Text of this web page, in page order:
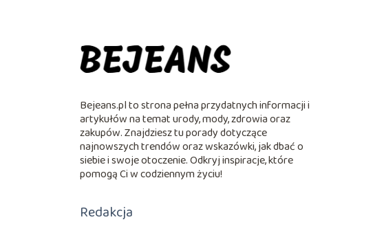
Bejeans.pl to strona pełna przydatnych informacji i
artykułów na temat urody, mody, zdrowia oraz
zakupów. Znajdziesz tu porady dotyczące
najnowszych trendów oraz wskazówki, jak dbać o
siebie i swoje otoczenie. Odkryj inspiracje, które
pomogą Ci w codziennym życiu!
Redakcja